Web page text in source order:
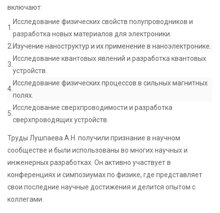
включают:
1.
Исследование физических свойств полупроводников и
разработка новых материалов для электроники.
2.Изучение наноструктур и их применение в наноэлектронике.
3.
Исследование квантовых явлений и разработка квантовых
устройств.
4.
Исследование физических процессов в сильных магнитных
полях.
5.
Исследование сверхпроводимости и разработка
сверхпроводящих устройств.
Труды Лушпаева А.Н. получили признание в научном
сообществе и были использованы во многих научных и
инженерных разработках. Он активно участвует в
конференциях и симпозиумах по физике, где представляет
свои последние научные достижения и делится опытом с
коллегами.